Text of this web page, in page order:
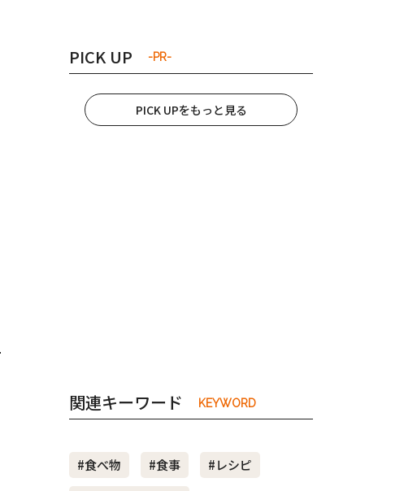
PICK UP -PR-
PICK UPをもっと見る
関連キーワード KEYWORD
#食べ物 #食事
#レシピ